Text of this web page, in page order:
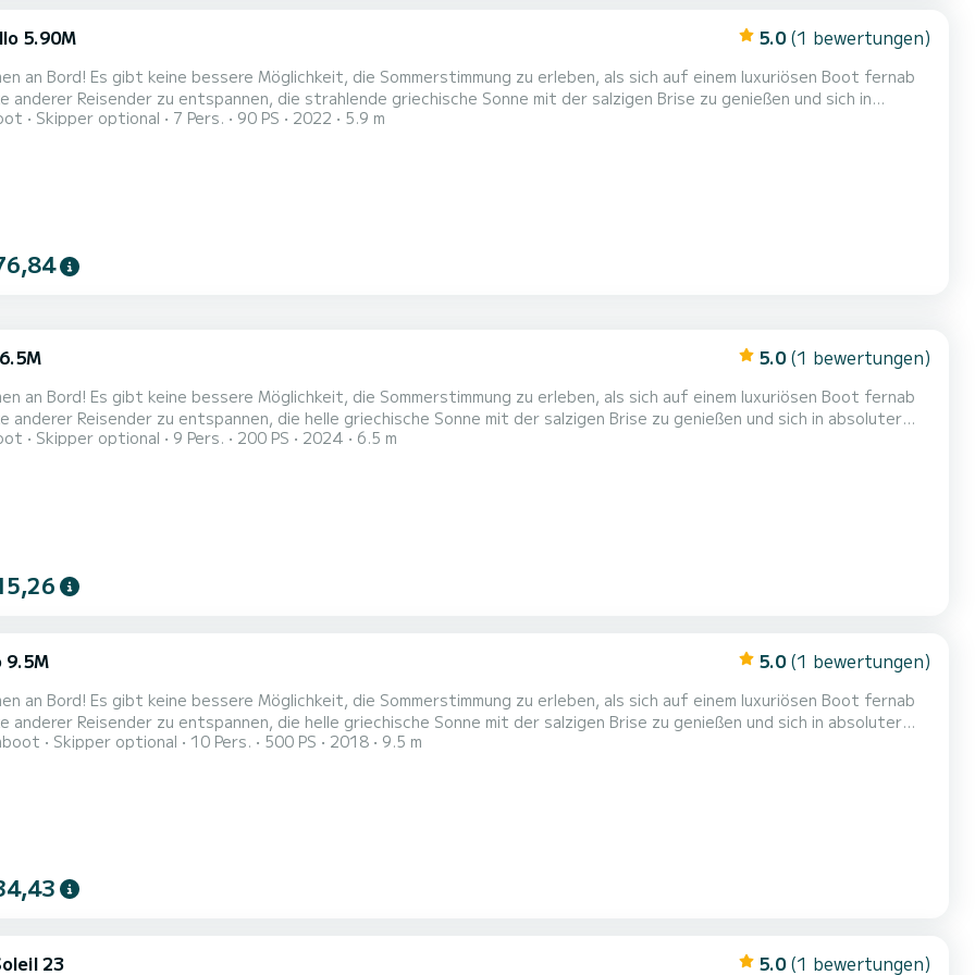
5.90M 5.0 (1 bewertungen)
zu erleben, als sich auf einem luxuriösen Boot fernab
anderer Reisender zu entspannen, die strahlende griechische Sonne mit der salzigen Brise zu genießen und sich in
Privatsphäre wohlzufühlen. Erkunden Sie das durchscheinende türkisfarbene Wasser rund um Paxos mit Eleganz und Stil!
Skipper optional 7 Pers. 90 PS 2022 5.9 m
5.0 (1 bewertungen)
zu erleben, als sich auf einem luxuriösen Boot fernab
anderer Reisender zu entspannen, die helle griechische Sonne mit der salzigen Brise zu genießen und sich in absoluter
wohlzufühlen. Erkunden Sie das durchscheinende türkisfarbene Wasser rund um Paxos mit Eleganz und Stil! Entfliehen
Skipper optional 9 Pers. 200 PS 2024 6.5 m
5.0 (1 bewertungen)
zu erleben, als sich auf einem luxuriösen Boot fernab
anderer Reisender zu entspannen, die helle griechische Sonne mit der salzigen Brise zu genießen und sich in absoluter
wohlzufühlen. Erkunden Sie das durchscheinende türkisfarbene Wasser rund um Paxos mit Eleganz und Stil! Entfliehen
Skipper optional 10 Pers. 500 PS 2018 9.5 m
23 5.0 (1 bewertungen)